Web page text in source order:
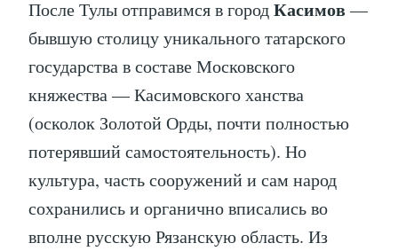
После Тулы отправимся в городКасимов—
бывшую столицу уникального татарского
государства в составе Московского
княжества — Касимовского ханства
(осколок Золотой Орды, почти полностью
потерявший самостоятельность). Но
культура, часть сооружений и сам народ
сохранились и органично вписались во
вполне русскую Рязанскую область. Из